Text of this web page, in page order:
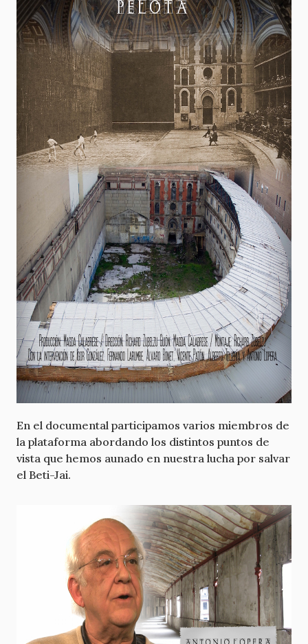
En el documental participamos varios miembros de
la plataforma abordando los distintos puntos de
vista que hemos aunado en nuestra lucha por salvar
el Beti-Jai.